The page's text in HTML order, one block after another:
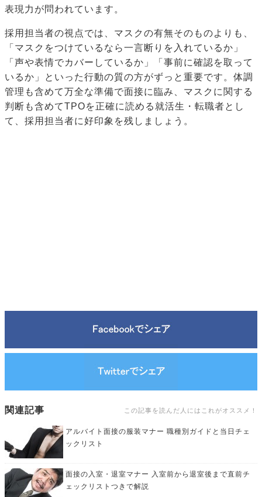
表現力が問われています。
採用担当者の視点では、マスクの有無そのものよりも、
「マスクをつけているなら一言断りを入れているか」
「声や表情でカバーしているか」「事前に確認を取って
いるか」といった行動の質の方がずっと重要です。体調
管理も含めて万全な準備で面接に臨み、マスクに関する
判断も含めてTPOを正確に読める就活生・転職者とし
て、採用担当者に好印象を残しましょう。
関連記事 この記事を読んだ人にはこれがオススメ！
アルバイト面接の服装マナー 職種別ガイドと当日チェ
ックリスト
面接の入室・退室マナー 入室前から退室後まで直前チ
ェックリストつきで解説